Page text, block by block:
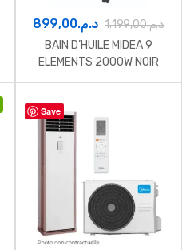
د.م.899,00 د.م.1.199,00
BAIN D’HUILE MIDEA 9
ELEMENTS 2000W NOIR
Save